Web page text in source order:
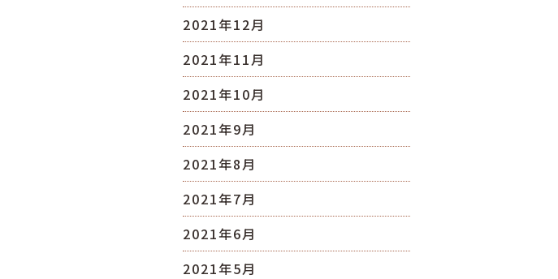
2021年12月
2021年11月
2021年10月
2021年9月
2021年8月
2021年7月
2021年6月
2021年5月